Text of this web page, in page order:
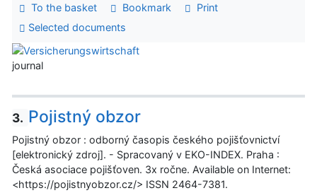
To the basket Bookmark
Print
Selected documents
journal
3. Pojistný obzor
Pojistný obzor : odborný časopis českého pojišťovnictví
[elektronický zdroj]. - Spracovaný v EKO-INDEX. Praha :
Česká asociace pojišťoven. 3x ročne. Available on Internet:
<https://pojistnyobzor.cz/> ISSN 2464-7381.